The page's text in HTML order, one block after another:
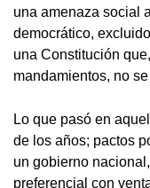
una amenaza social
democrático,
una Constitución
mandamientos, no
Lo que pasó en
de los años; pactos
un gobierno
preferencial con